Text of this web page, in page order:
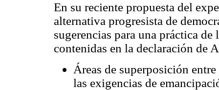
En su reciente propuesta del
alternativa progresista de
sugerencias para una práctica
contenidas en la declaración de
Áreas de superposición
las exigencias de